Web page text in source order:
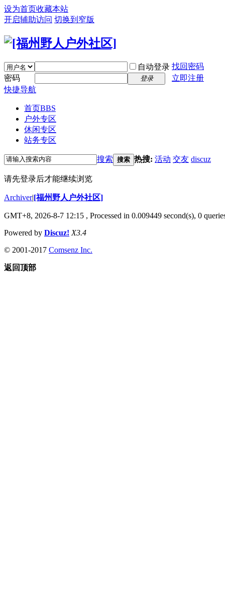
设为首页收藏本站
开启辅助访问 切换到窄版
自动登录 找回密码
密码
登录
立即注册
快捷导航
首页BBS
户外专区
休闲专区
站务专区
搜索 搜索 热搜: 活动 交友 discuz
请先登录后才能继续浏览
Archiver|[福州野人户外社区]
GMT+8, 2026-8-7 12:15 , Processed in 0.009449 second(s), 0
Powered by Discuz! X3.4
© 2001-2017 Comsenz Inc.
返回顶部